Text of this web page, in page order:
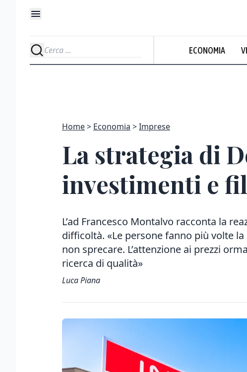
ECONOMIA
Home Economia Imprese
La strategia di
investimenti e
L’ad Francesco Montalvo racconta la
difficoltà. «Le persone fanno più volte
non sprecare. L’attenzione ai prezzi
ricerca di qualità»
Luca Piana